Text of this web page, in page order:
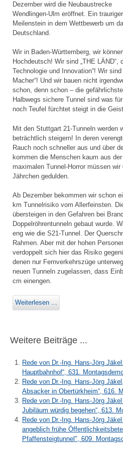
Dezember wird die Neubaustrecke
Wendlingen-Ulm eröffnet. Ein trauriger
Meilenstein in dem Wettbewerb um
Deutschland.
Wir in Baden-Württemberg, wir
Hochdeutsch! Wir sind „THE LÄND“,
Technologie und Innovation“! Wir
Macher“! Und wir bauen nicht
schon, denn schon – die
Halbwegs sichere Tunnel sind was
noch Teufel fürchtet steigt in die
Mit den Stuttgart 21-Tunneln werden
beträchtlich steigern! In deren
Rauch noch schneller aus und über
kommen die Menschen kaum aus
maximalen Tunnel-Horror müssen
Jährchen gedulden.
Ab Dezember bekommen wir schon
km Tunnelrisiko vom Allerfeinsten.
übersteigen in den Gefahren bei
Doppelröhrentunneln gebaut wurde.
eng wie die S21-Tunnel. Der
Rahmen. Aber mit der hohen
verdoppelt sich hier das Risiko
denen nur Fernverkehrszüge
neuen Tunneln zugelassen, dass
cm einengen.
Weiterlesen ...
Weitere Beiträge ...
Rede von Dr.-Ing. Hans-Jörg
Hauptbahnhof“, 631.
Rede von Dr.-Ing. Hans-Jörg
Absacker in Obertürkheim“, 616.
Rede von Dr.-Ing. Hans-Jörg
Jubiläum würdig begehen“, 613.
Rede von Dr.-Ing. Hans-Jörg
angeblich frühe
Pfaffensteigtunnel", 609.